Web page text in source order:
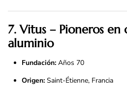
7. Vitus – Pioneros en
aluminio
Fundación: Años 70
Origen: Saint-Étienne, Francia